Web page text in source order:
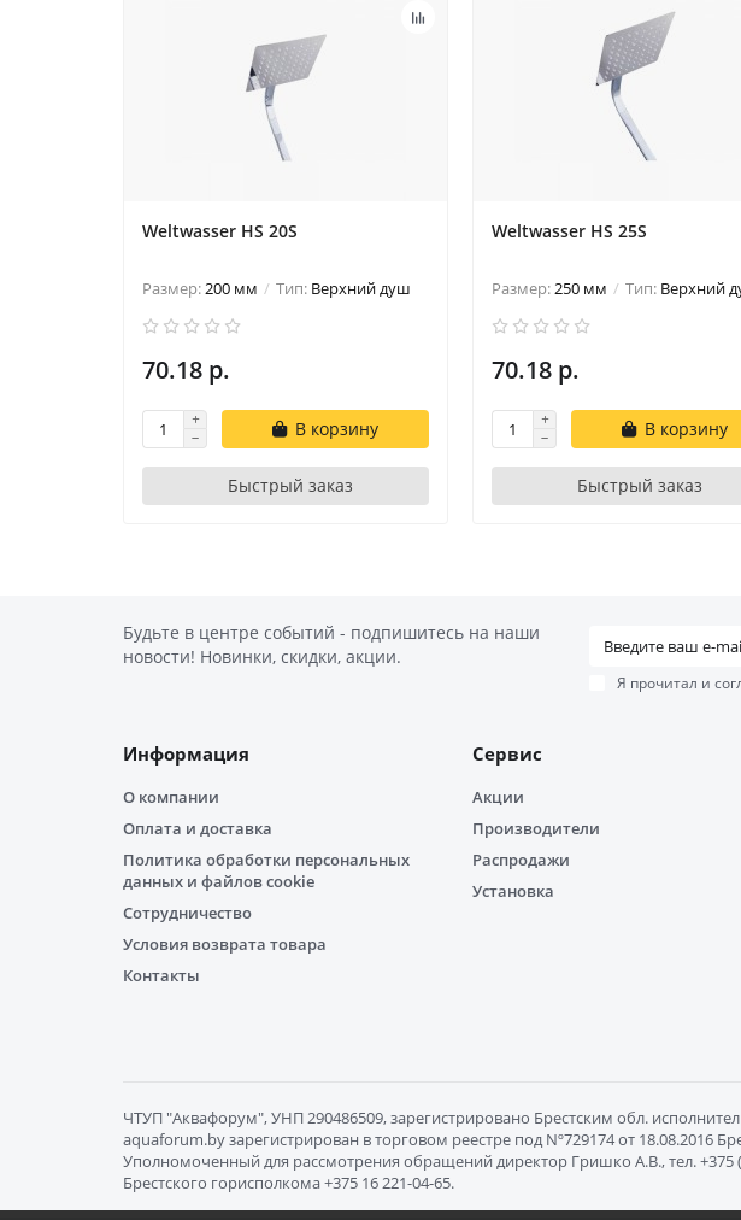
Weltwasser HS 20S
Размер:200 мм Тип: Верхний душ
70.18 р.
В корзину
Быстрый заказ
Weltwasser HS 25S
Размер:250 мм Тип: Верхний
70.18 р.
В корзину
Быстрый заказ
Будьте в центре событий - подпишитесь на наши
новости! Новинки, скидки, акции.
Я прочитал и
Информация
О компании
Оплата и доставка
Политика обработки персональных
данных и файлов cookie
Сотрудничество
Условия возврата товара
Контакты
Сервис
Акции
Производители
Распродажи
Установка
ЧТУП "Aквафорум", УНП 290486509, зарегистрировано Брестским обл.
aquaforum.by зарегистрирован в торговом реестре под Nº729174 от 18.08.2016
Уполномоченный для рассмотрения обращений директор Гришко А.В., тел. +375
Брестского горисполкома +375 16 221-04-65.